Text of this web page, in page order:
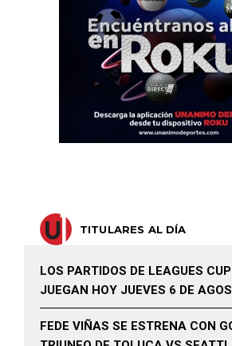
TITULARES AL DÍA
LOS PARTIDOS DE LEAGUES
JUEGAN HOY JUEVES 6 DE
FEDE VIÑAS SE ESTRENA CON